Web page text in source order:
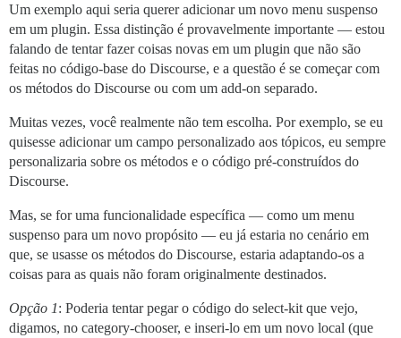
Um exemplo aqui seria querer adicionar um novo menu suspenso
em um plugin. Essa distinção é provavelmente importante — estou
falando de tentar fazer coisas novas em um plugin que não são
feitas no código-base do Discourse, e a questão é se começar com
os métodos do Discourse ou com um add-on separado.
Muitas vezes, você realmente não tem escolha. Por exemplo, se eu
quisesse adicionar um campo personalizado aos tópicos, eu sempre
personalizaria sobre os métodos e o código pré-construídos do
Discourse.
Mas, se for uma funcionalidade específica — como um menu
suspenso para um novo propósito — eu já estaria no cenário em
que, se usasse os métodos do Discourse, estaria adaptando-os a
coisas para as quais não foram originalmente destinados.
Opção 1: Poderia tentar pegar o código do select-kit que vejo,
digamos, no category-chooser, e inseri-lo em um novo local (que